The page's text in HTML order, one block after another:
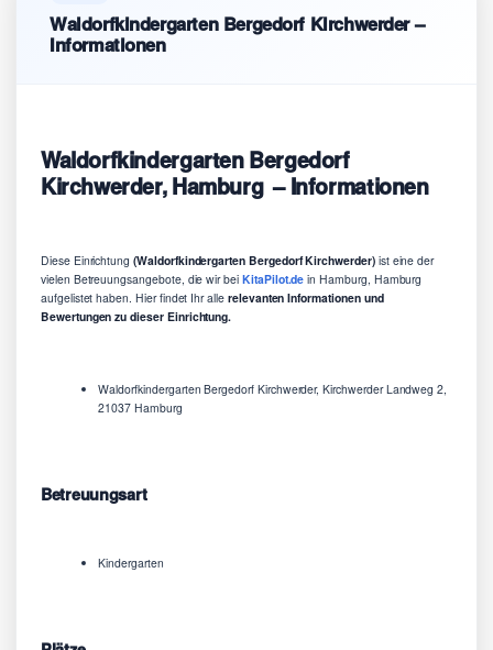
Waldorfkindergarten Bergedorf Kirchwerder –
Informationen
Waldorfkindergarten Bergedorf
Kirchwerder, Hamburg – Informationen
Diese Einrichtung (Waldorfkindergarten Bergedorf Kirchwerder)ist eine der
vielen Betreuungsangebote, die wir bei KitaPilot.de in Hamburg, Hamburg
aufgelistet haben. Hier findet Ihr allerelevanten Informationen und
Bewertungen zu dieser Einrichtung.
Waldorfkindergarten Bergedorf Kirchwerder, Kirchwerder Landweg 2,
21037 Hamburg
Betreuungsart
Kindergarten